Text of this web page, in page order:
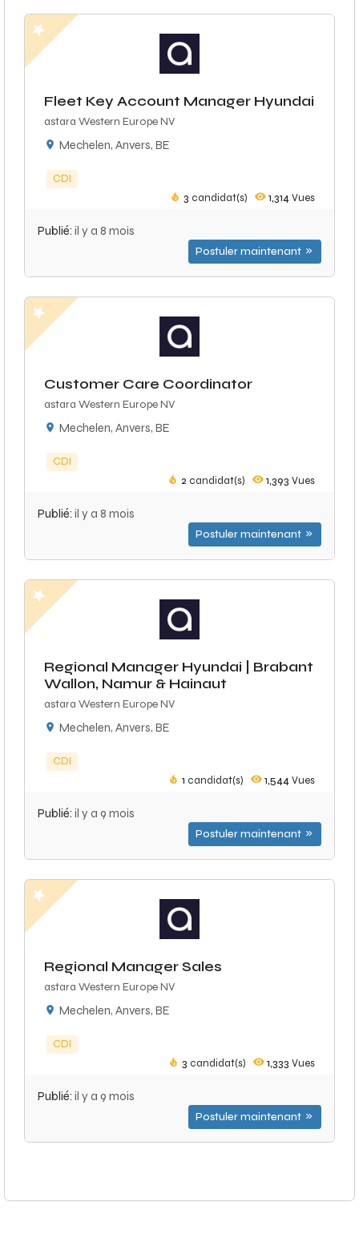
Fleet Key Account Manager Hyundai
astara Western Europe NV
Mechelen, Anvers, BE
CDI
3 candidat(s) 1,314Vues
Publié: il y a 8 mois
Postuler maintenant
Customer Care Coordinator
astara Western Europe NV
Mechelen, Anvers, BE
CDI
2 candidat(s) 1,393 Vues
Publié: il y a 8 mois
Postuler maintenant
Regional Manager Hyundai | Brabant
Wallon, Namur & Hainaut
astara Western Europe NV
Mechelen, Anvers, BE
CDI
1 candidat(s) 1,544Vues
Publié: il y a 9 mois
Postuler maintenant
Regional Manager Sales
astara Western Europe NV
Mechelen, Anvers, BE
CDI
3 candidat(s) 1,333 Vues
Publié: il y a 9 mois
Postuler maintenant